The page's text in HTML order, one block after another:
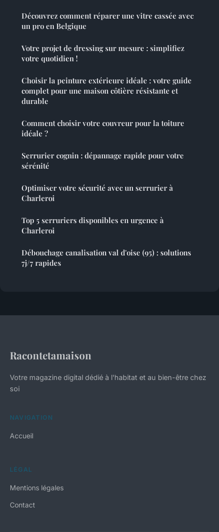
Découvrez comment réparer une vitre cassée avec
un pro en Belgique
Votre projet de dressing sur mesure : simplifiez
votre quotidien !
Choisir la peinture extérieure idéale : votre guide
complet pour une maison côtière résistante et
durable
Comment choisir votre couvreur pour la toiture
idéale ?
Serrurier cognin : dépannage rapide pour votre
sérénité
Optimiser votre sécurité avec un serrurier à
Charleroi
Top 5 serruriers disponibles en urgence à
Charleroi
Débouchage canalisation val d'oise (95) : solutions
7j/7 rapides
Racontetamaison
Votre magazine digital dédié à l'habitat et au bien-être chez
soi
NAVIGATION
Accueil
LÉGAL
Mentions légales
Contact